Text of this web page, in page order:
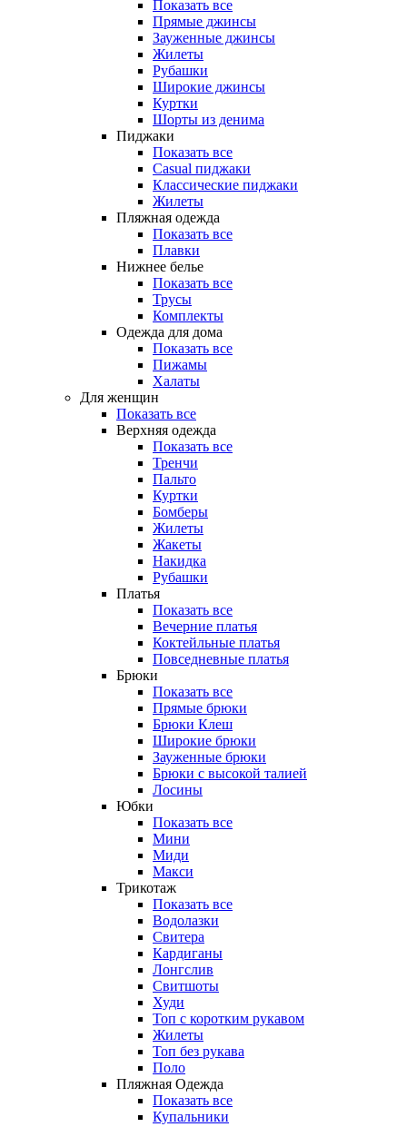
Показать все
Прямые джинсы
Зауженные джинсы
Жилеты
Рубашки
Широкие джинсы
Куртки
Шорты из денима
Пиджаки
Показать все
Casual пиджаки
Классические пиджаки
Жилеты
Пляжная одежда
Показать все
Плавки
Нижнее белье
Показать все
Трусы
Комплекты
Одежда для дома
Показать все
Пижамы
Халаты
Для женщин
Показать все
Верхняя одежда
Показать все
Тренчи
Пальто
Куртки
Бомберы
Жилеты
Жакеты
Накидка
Рубашки
Платья
Показать все
Вечерние платья
Коктейльные платья
Повседневные платья
Брюки
Показать все
Прямые брюки
Брюки Клеш
Широкие брюки
Зауженные брюки
Брюки с высокой талией
Лосины
Юбки
Показать все
Мини
Миди
Макси
Трикотаж
Показать все
Водолазки
Свитера
Кардиганы
Лонгслив
Свитшоты
Худи
Топ с коротким рукавом
Жилеты
Топ без рукава
Поло
Пляжная Одежда
Показать все
Купальники